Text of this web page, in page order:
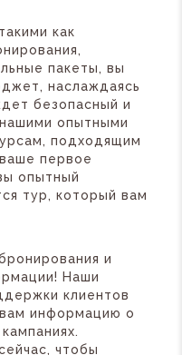
как
пакеты, вы
наслаждаясь
безопасный и
опытными
подходящим
первое
опытный
тур, который вам
и
Наши
клиентов
информацию о
чтобы